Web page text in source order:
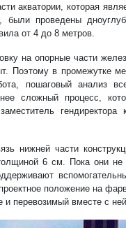
акватории, которая
были проведены
от 4 до 8 метров.
на опорные части
Поэтому в промежутке
пошаговый анализ
сложный процесс,
нижней части
6 см. Пока они не
положение на
перевозимый вместе с ней.